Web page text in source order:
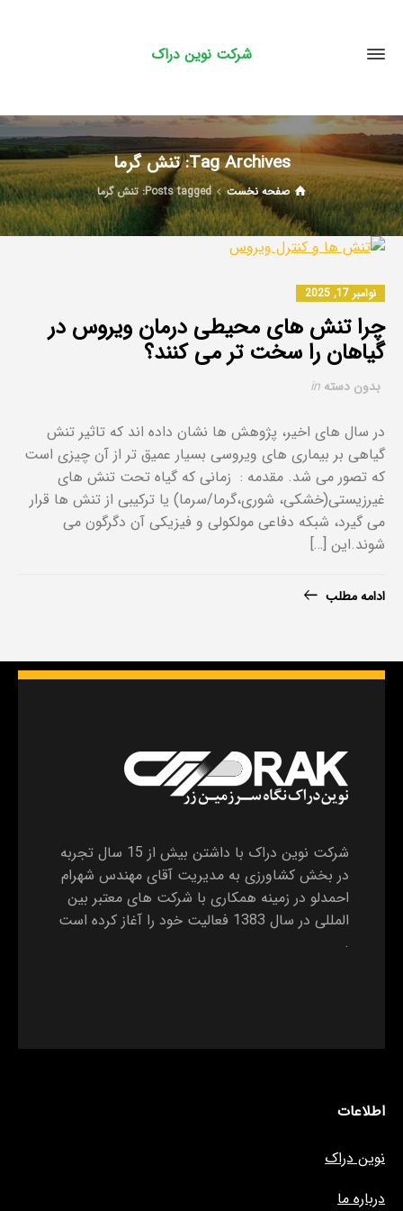
شرکت نوین دراک
Tag Archives: تنش گرما
صفحه نخست Posts tagged: تنش گرما
نوامبر 17, 2025
چرا تنش های محیطی درمان ویروس در
گیاهان را سخت تر می کنند؟
بدون دسته
در سال های اخیر، پژوهش ها نشان داده اند که تاثیر تنش
گیاهی بر بیماری های ویروسی بسیار عمیق تر از آن چیزی است
که تصور می شد. مقدمه : زمانی که گیاه تحت تنش های
غیرزیستی(خشکی، شوری،گرما/سرما) یا ترکیبی از تنش ها قرار
می گیرد، شبکه دفاعی مولکولی و فیزیکی آن دگرگون می
شوند.این […]
ادامه مطلب
شرکت نوین دراک با داشتن بیش از 15 سال تجربه
در بخش کشاورزی به مدیریت آقای مهندس شهرام
احمدلو در زمینه همکاری با شرکت های معتبر بین
المللی در سال 1383 فعالیت خود را آغاز کرده است
.
اطلاعات
نوین دراک
درباره ما